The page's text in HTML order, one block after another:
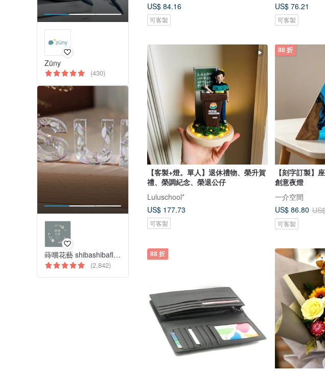
Züny
(430)
蒔嚐花藝 shibashibaflorist
(2,842)
US$ 84.16
可客製
US$ 76.21
可客製
【客製+燈。單人】退休禮物、榮升賀
禮、榮調紀念、榮退公仔
Luluschool*
US$ 177.73
可客製
88 折
【刻字訂製】
創意夜燈
一介空間
US$ 86.80
可客製
88 折